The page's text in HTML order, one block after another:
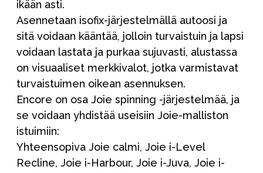
ikään asti.
Asennetaan isofix-järjestelmällä autoosi ja
sitä voidaan kääntää, jolloin turvaistuin ja lapsi
voidaan lastata ja purkaa sujuvasti, alustassa
on visuaaliset merkkivalot, jotka varmistavat
turvaistuimen oikean asennuksen.
Encore on osa Joie spinning -järjestelmää, ja
se voidaan yhdistää useisiin Joie-malliston
istuimiin:
Yhteensopiva Joie calmi, Joie i-Level
Recline, Joie i-Harbour, Joie i-Juva, Joie i-